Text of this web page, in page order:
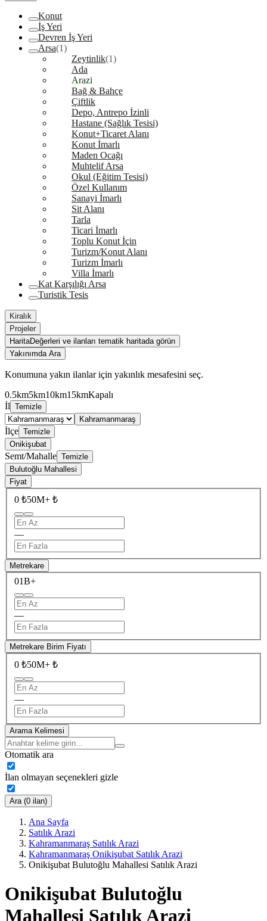
Konut
İş Yeri
Devren İş Yeri
Arsa(1)
Zeytinlik(1)
Ada
Arazi
Bağ & Bahçe
Çiftlik
Depo, Antrepo İzinli
Hastane (Sağlık Tesisi)
Konut+Ticaret Alanı
Konut İmarlı
Maden Ocağı
Muhtelif Arsa
Okul (Eğitim Tesisi)
Özel Kullanım
Sanayi İmarlı
Sit Alanı
Tarla
Ticari İmarlı
Toplu Konut İçin
Turizm/Konut Alanı
Turizm İmarlı
Villa İmarlı
Kat Karşılığı Arsa
Turistik Tesis
Kiralık
Projeler
HaritaDeğerleri ve ilanları tematik haritada görün
Yakınımda Ara
Konumuna yakın ilanlar için yakınlık mesafesini seç.
0.5km5km10km15kmKapalı
İl Temizle
Kahramanmaraş
İlçe Temizle
Onikişubat
Semt/Mahalle Temizle
Bulutoğlu Mahallesi
Fiyat
0 ₺50M+ ₺
—
Metrekare
01B+
—
Metrekare Birim Fiyatı
0 ₺50M+ ₺
—
Arama Kelimesi
Otomatik ara
İlan olmayan seçenekleri gizle
Ara (0 ilan)
Ana Sayfa
Satılık Arazi
Kahramanmaraş Satılık Arazi
Kahramanmaraş Onikişubat Satılık Arazi
Onikişubat Bulutoğlu Mahallesi Satılık Arazi
Onikişubat Bulutoğlu
Mahallesi Satılık Arazi